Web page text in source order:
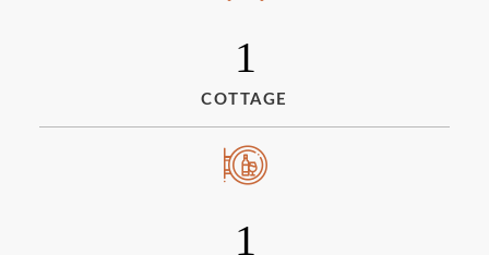
1
COTTAGE
1